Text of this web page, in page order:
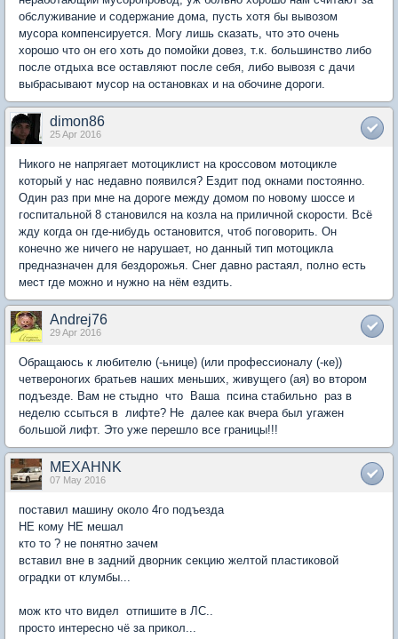
обслуживание и содержание дома, пусть хотя бы вывозом
мусора компенсируется. Могу лишь сказать, что это очень
хорошо что он его хоть до помойки довез, т.к. большинство либо
после отдыха все оставляют после себя, либо вывозя с дачи
выбрасывают мусор на остановках и на обочине дороги.
dimon86
25 Apr 2016
Никого не напрягает мотоциклист на кроссовом мотоцикле
который у нас недавно появился? Ездит под окнами постоянно.
Один раз при мне на дороге между домом по новому шоссе и
госпитальной 8 становился на козла на приличной скорости. Всё
жду когда он где-нибудь остановится, чтоб поговорить. Он
конечно же ничего не нарушает, но данный тип мотоцикла
предназначен для бездорожья. Снег давно растаял, полно есть
мест где можно и нужно на нём ездить.
Andrej76
29 Apr 2016
Обращаюсь к любителю (-ьнице) (или профессионалу (-ке))
четвероногих братьев наших меньших, живущего (ая) во втором
подъезде. Вам не стыдно что Ваша псина стабильно раз в
неделю ссыться в лифте? Не далее как вчера был угажен
большой лифт. Это уже перешло все границы!!!
MEXAHNK
07 May 2016
поставил машину около 4го подъезда
НЕ кому НЕ мешал
кто то ? не понятно зачем
вставил вне в задний дворник секцию желтой пластиковой
оградки от клумбы...
мож кто что видел отпишите в ЛС..
просто интересно чё за прикол...